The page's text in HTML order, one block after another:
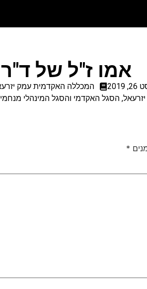
אמו ז"ל של
המכללה האקדמית עמק
הסגל האקדמי והסגל המינהלי
*